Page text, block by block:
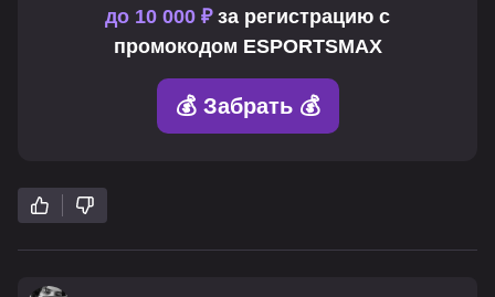
до 10 000 ₽за регистрацию с
промокодом ESPORTSMAX
💰 Забрать 💰